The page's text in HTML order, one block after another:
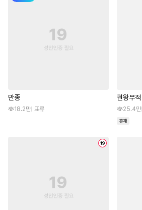
만종
18.2만 표류
권왕무적
25.4만